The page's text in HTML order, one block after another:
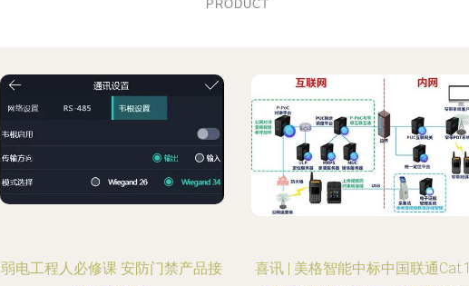
PRODUCT
弱电工程人必修课 安防门禁产品接
喜讯 | 美格智能中标中国联通Cat.1